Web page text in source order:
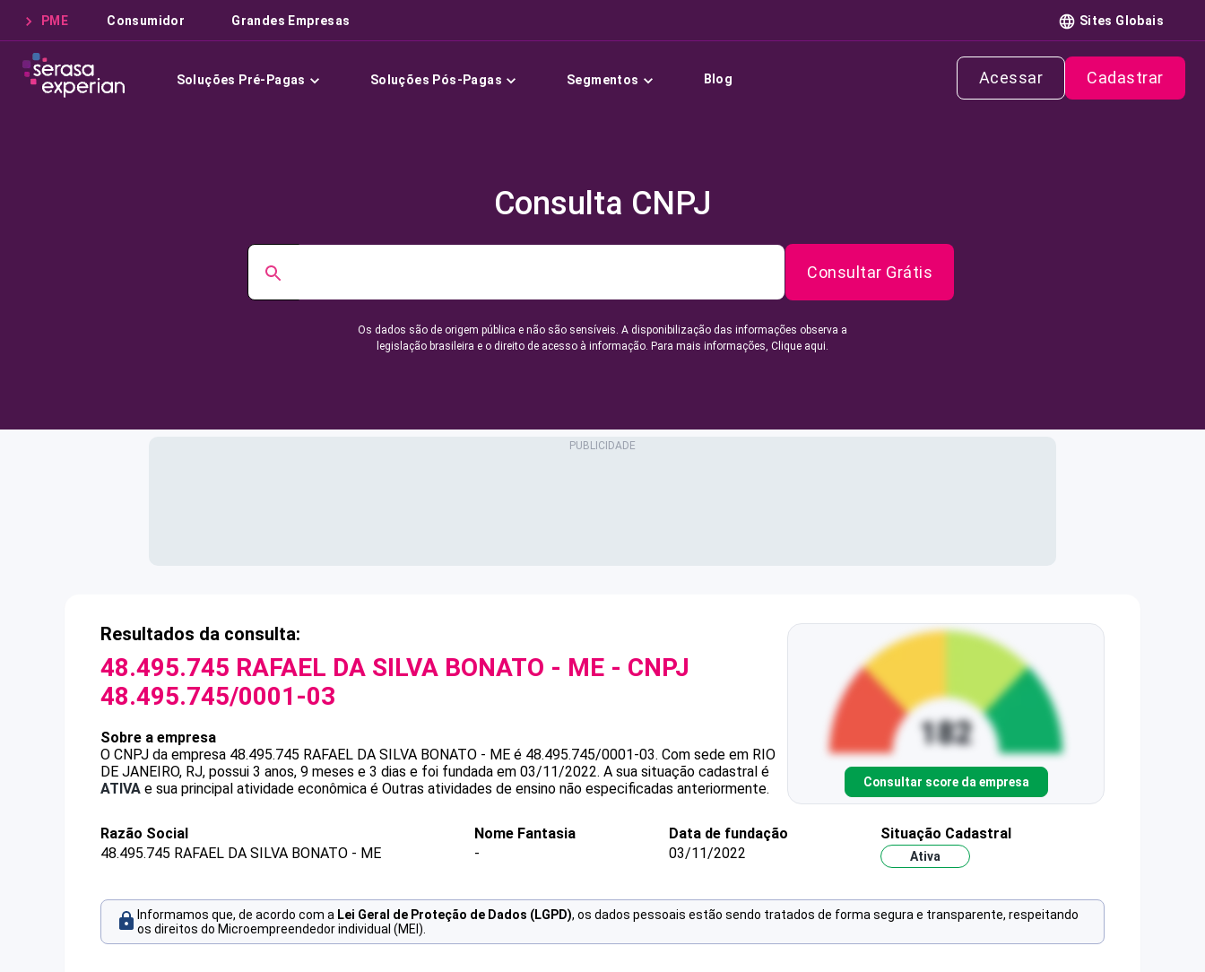
PME Consumidor Grandes Empresas Sites Globais
Soluções Pré-Pagas Soluções Pós-Pagas Segmentos Blog Acessar Cadastrar
Consulta CNPJ
Consultar Grátis
Os dados são de origem pública e não são sensíveis. A disponibilização das informações observa a
legislação brasileira e o direito de acesso à informação. Para mais informações, Clique aqui.
Resultados da consulta:
48.495.745 RAFAEL DA SILVA BONATO - ME - CNPJ
48.495.745/0001-03
Sobre a empresa
O CNPJ da empresa 48.495.745 RAFAEL DA SILVA BONATO - ME é 48.495.745/0001-03. Com sede em RIO
DE JANEIRO, RJ, possui 3 anos, 9 meses e 3 dias e foi fundada em 03/11/2022. A sua situação cadastral é
ATIVA e sua principal atividade econômica é Outras atividades de ensino não especificadas anteriormente. Consultar score da empresa
Razão Social
48.495.745 RAFAEL DA SILVA BONATO - ME
Nome Fantasia
-
Data de fundação
03/11/2022
Situação Cadastral
Ativa
Informamos que, de acordo com a Lei Geral de Proteção de Dados (LGPD), os dados pessoais estão sendo tratados de forma segura e transparente, respeitando
os direitos do Microempreendedor individual (MEI).